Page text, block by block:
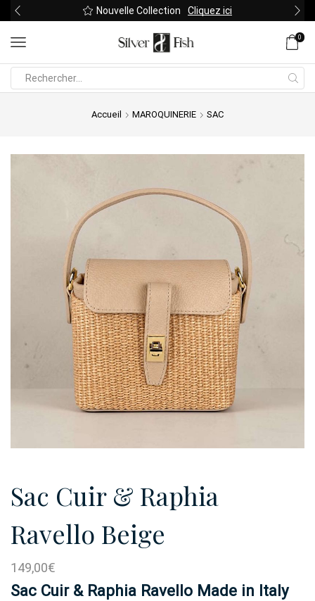
Nouvelle Collection Cliquez ici
0
Accueil MAROQUINERIE SAC
Sac Cuir & Raphia
Ravello Beige
149,00€
Sac Cuir & Raphia Ravello Made in Italy